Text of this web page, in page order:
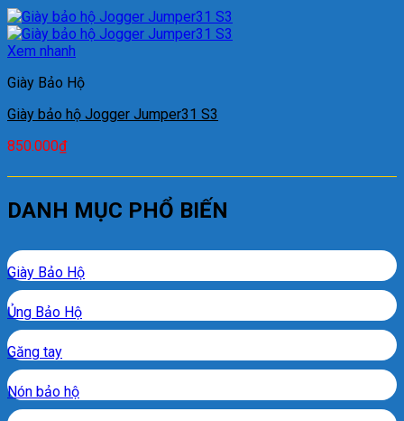
Xem nhanh
Giày Bảo Hộ
Giày bảo hộ Jogger Jumper31 S3
850.000₫
DANH MỤC PHỔ BIẾN
Giày Bảo Hộ
Ủng Bảo Hộ
Găng tay
Nón bảo hộ